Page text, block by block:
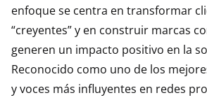
enfoque se centra en transformar
“creyentes” y en construir marcas
generen un impacto positivo en la
Reconocido como uno de los
y voces más influyentes en redes